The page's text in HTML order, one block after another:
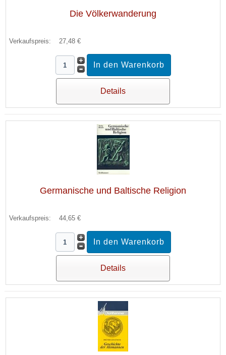
Die Völkerwanderung
Verkaufspreis: 27,48 €
Details
Germanische und Baltische Religion
Verkaufspreis: 44,65 €
Details